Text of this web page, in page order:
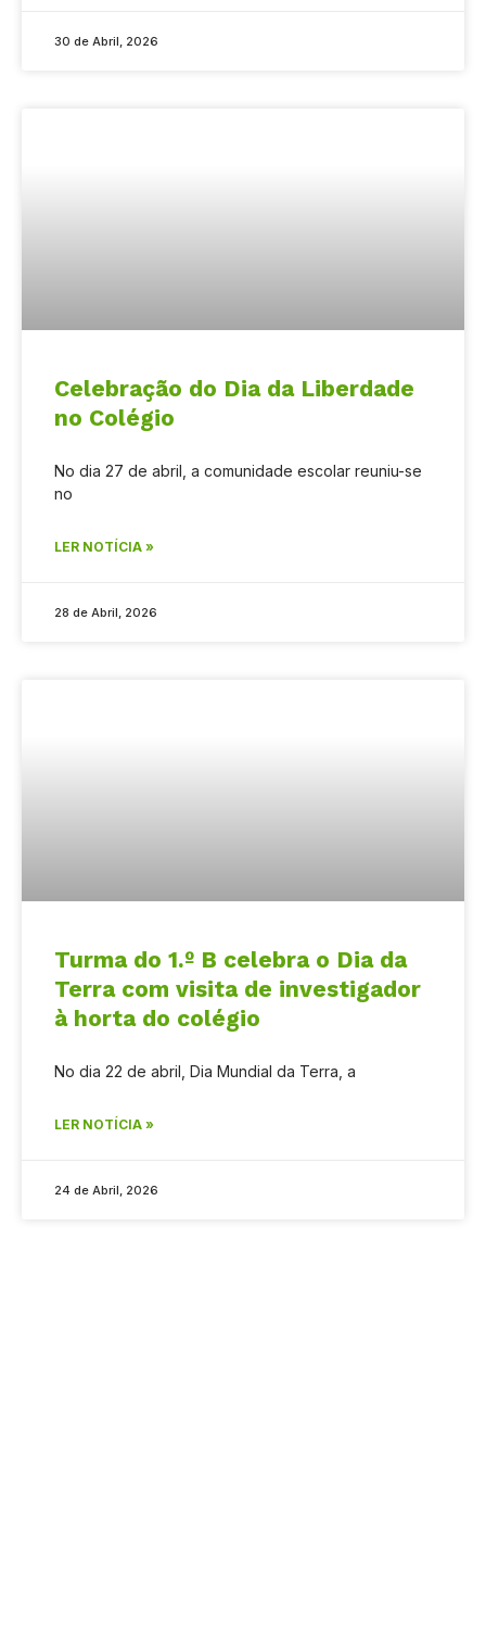
30 de Abril, 2026
Celebração do Dia da Liberdade
no Colégio
No dia 27 de abril, a comunidade escolar reuniu-se
no
LER NOTÍCIA »
28 de Abril, 2026
Turma do 1.º B celebra o Dia da
Terra com visita de investigador
à horta do colégio
No dia 22 de abril, Dia Mundial da Terra, a
LER NOTÍCIA »
24 de Abril, 2026